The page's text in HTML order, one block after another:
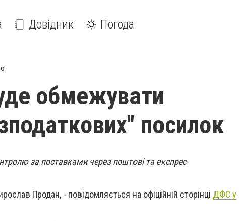
Довідник Погода
обмежувати
посилок
за поставками через поштові та експрес-
Продан, - повідомляється на офіційній сторінці ДФС у